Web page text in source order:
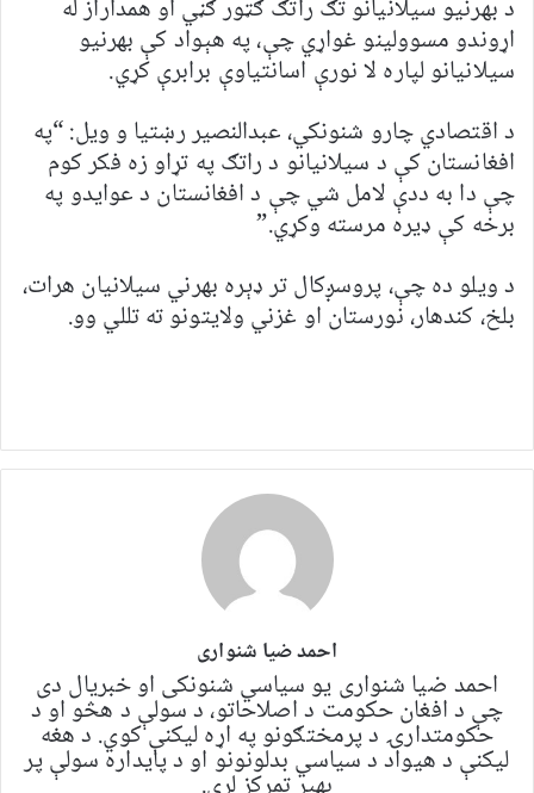
د بهرنیو سیلانیانو تګ راتګ ګټور ګڼي او همداراز له
اړوندو مسوولینو غواړي چې، په هېواد کې بهرنیو
سیلانیانو لپاره لا نورې اسانتیاوې برابرې کړي.
د اقتصادي چارو شنونکي، عبدالنصیر رښتیا و ویل: “په
افغانستان کې د سیلانیانو د راتګ په تړاو زه فکر کوم
چې دا به ددې لامل شي چې د افغانستان د عوایدو په
برخه کې ډيره مرسته وکړي.”
د ویلو ده چې، پروسږکال تر ډېره بهرني سیلانیان هرات،
بلخ، کندهار، نورستان او غزني ولایتونو ته تللي وو.
احمد ضیا شنواری
احمد ضیا شنواری یو سياسي شنونکی او خبریال دی
چې د افغان حکومت د اصلاحاتو، د سولې د هڅو او د
حکومتدارۍ د پرمختګونو په اړه لیکنې کوي. د هغه
لیکنې د هیواد د سیاسي بدلونونو او د پایداره سولې پر